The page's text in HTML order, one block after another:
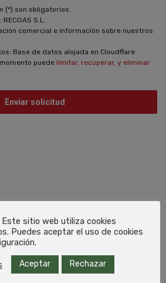
(*) son obligatorios.
S.L.
comercial e información sobre nuestros
Base de datos alojada en Cloudflare
puede limitar, recuperar, y eliminar
Este sitio web utiliza cookies
Puedes aceptar el uso de cookies
Aceptar Rechazar